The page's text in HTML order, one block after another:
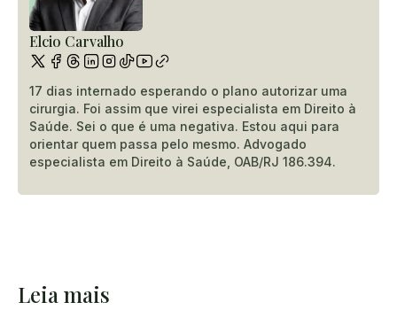
Elcio Carvalho
17 dias internado esperando o plano autorizar uma
cirurgia. Foi assim que virei especialista em Direito à
Saúde. Sei o que é uma negativa. Estou aqui para
orientar quem passa pelo mesmo. Advogado
especialista em Direito à Saúde, OAB/RJ 186.394.
Leia mais